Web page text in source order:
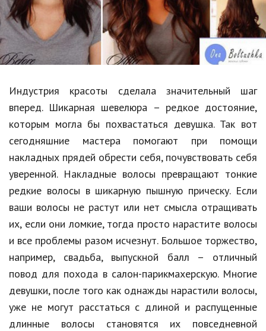
Образование
В мире
Культура
Спорт
Знаменитости
Статьи
Обзоры
Рецепты
Красота и здоровье
Hi-Tech. Интернет
Авто, мото
Дом и сад
Индустрия красоты сделала значительный шаг
вперед. Шикарная шевелюра – редкое достояние,
которым могла бы похвастаться девушка. Так вот
сегодняшние мастера помогают при помощи
накладных прядей обрести себя, почувствовать себя
уверенной. Накладные волосы превращают тонкие
редкие волосы в шикарную пышную прическу. Если
ваши волосы не растут или нет смысла отращивать
их, если они ломкие, тогда просто нарастите волосы
и все проблемы разом исчезнут. Большое торжество,
например, свадьба, выпускной балл – отличный
повод для похода в салон-парикмахерскую. Многие
девушки, после того как однажды нарастили волосы,
уже не могут расстаться с длиной и распущенные
длинные волосы становятся их повседневной